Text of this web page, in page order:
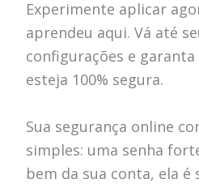
Experimente aplicar
aprendeu aqui. Vá até
configurações e
esteja 100% segura.
Sua segurança online
simples: uma senha
bem da sua conta, ela é